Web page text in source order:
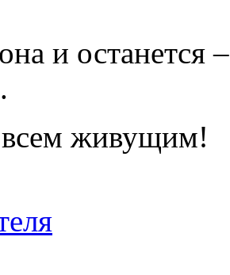
и останется
живущим!